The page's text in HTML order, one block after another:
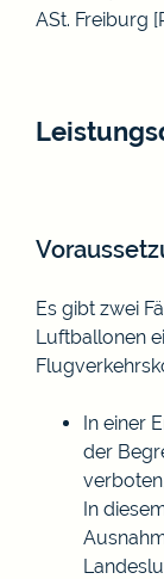
ASt. Freiburg
Es gibt zwei
Luftballonen
In einer
der
In